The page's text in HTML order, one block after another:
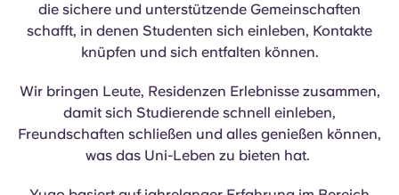
Italian
Portuguese
die sichere und unterstützende Gemeinschaften
schafft, in denen Studenten sich einleben, Kontakte
knüpfen und sich entfalten können.
Wir bringen Leute, Residenzen Erlebnisse zusammen,
damit sich Studierende schnell einleben,
Freundschaften schließen und alles genießen können,
was das Uni-Leben zu bieten hat.